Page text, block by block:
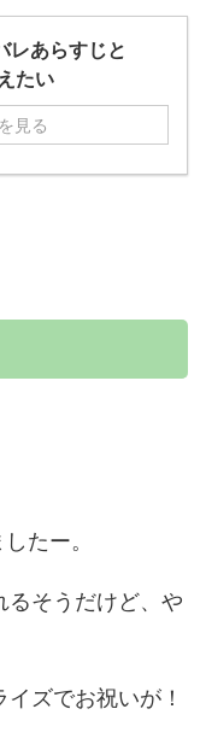
レあらすじと
たい
見る
たー。
るそうだけど、や
ズでお祝いが！